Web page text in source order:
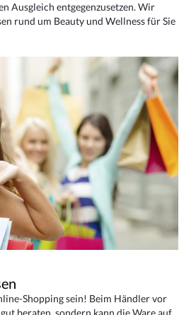
Ausgleich entgegenzusetzen. Wir
rund um Beauty und Wellness für Sie
Shopping sein! Beim Händler vor